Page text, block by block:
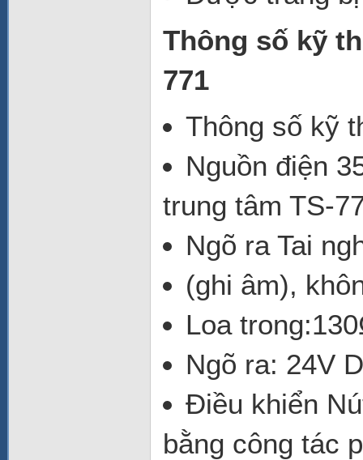
Thông số kỹ
771
Thông số kỹ
Nguồn điện
trung tâm TS-
Ngõ ra Tai
(ghi âm),
Loa
Ngõ ra: 24V
Điều khiển
bằng công tác